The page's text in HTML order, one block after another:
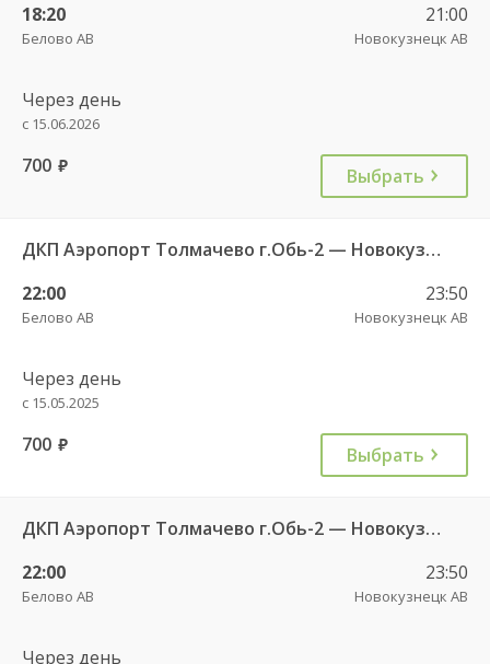
18:20
Белово АВ
21:00
Новокузнецк АВ
Через день
с 15.06.2026
700 руб. Выбрать
ДКП Аэропорт Толмачево г.Обь-2 — Новокузнецк АВ 9276
22:00
Белово АВ
23:50
Новокузнецк АВ
Через день
с 15.05.2025
700 руб. Выбрать
ДКП Аэропорт Толмачево г.Обь-2 — Новокузнецк АВ 9277
22:00
Белово АВ
23:50
Новокузнецк АВ
Через день